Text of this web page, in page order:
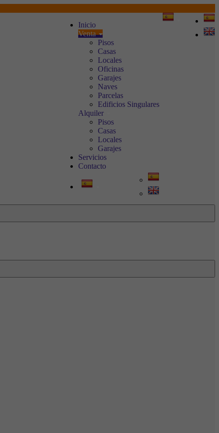
Inicio
Venta
Pisos
Casas
Locales
Oficinas
Garajes
Naves
Parcelas
Edificios Singulares
Alquiler
Pisos
Casas
Locales
Garajes
Servicios
Contacto